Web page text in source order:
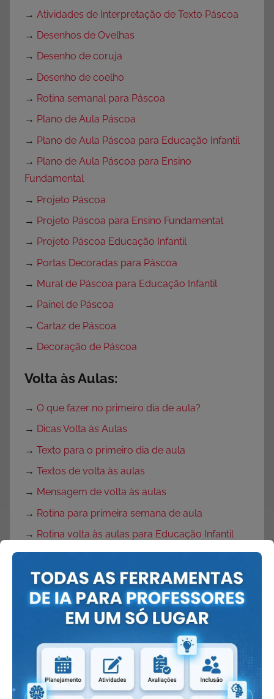
→ Atividades de Interpretação de Texto Páscoa
→ Desenhos de Ovelhas
→ Desenho de coruja
→ Desenho de coelho
→ Rotina semanal para Páscoa
→ Plano de Aula Páscoa
→ Plano de Aula Páscoa para Educação Infantil
→ Plano de Aula Páscoa para Ensino
Fundamental
→ Projeto Páscoa
→ Projeto Páscoa para Ensino Fundamental
→ Projeto Páscoa Educação Infantil
→ Portas Decoradas para Páscoa
→ Mural de Páscoa para Educação Infantil
→ Painel de Páscoa
→ Cartaz de Páscoa
→ Decoração de Páscoa
Volta às Aulas:
→ O que fazer no primeiro dia de aula?
→ Dicas Volta às Aulas
→ Texto para o primeiro dia de aula
→ Textos de volta às aulas
→ Mensagem de volta às aulas
→ Rotina para primeira semana de aula
→ Rotina volta às aulas para Educação Infantil
→Decoração de sala de aula
→Decoração para Sala de Aula
→Músicas para Volta às Aulas
Capas para caderno
Capas para caderno de português
Lembrancinhas volta às aulas
→Lembrancinhas volta às aulas em EVA